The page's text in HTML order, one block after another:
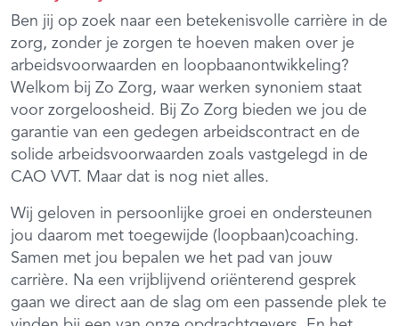
Ben jij op zoek naar een betekenisvolle carrière in de
zorg, zonder je zorgen te hoeven maken over je
arbeidsvoorwaarden en loopbaanontwikkeling?
Welkom bij Zo Zorg, waar werken synoniem staat
voor zorgeloosheid. Bij Zo Zorg bieden we jou de
garantie van een gedegen arbeidscontract en de
solide arbeidsvoorwaarden zoals vastgelegd in de
CAO VVT. Maar dat is nog niet alles.
Wij geloven in persoonlijke groei en ondersteunen
jou daarom met toegewijde (loopbaan)coaching.
Samen met jou bepalen we het pad van jouw
carrière. Na een vrijblijvend oriënterend gesprek
gaan we direct aan de slag om een passende plek te